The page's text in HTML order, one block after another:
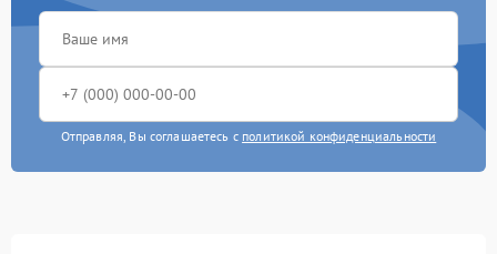
Отправляя, Вы соглашаетесь с политикой конфиденциальности